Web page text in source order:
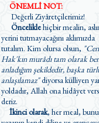
ÖNEMLİ NOT:
Değerli Ziyâretçilerimiz!
Önceliklehiçbir mealin,
yerini tutmayacağını aklımızda
tutalım. Kim olursa olsun,
Hak'kın murâdı tam olarak
anladığım şekildedir, başka
anlaşılamaz"diyorsa külliyen
yoldadır, Allah ona hidâyet versin
deriz.
İkinci olarak, her meal, bunu